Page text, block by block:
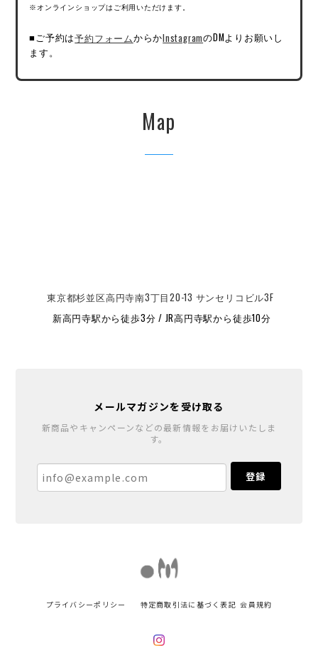
※オンラインショップはご利用いただけます。
■ご予約は予約フォームからかInstagramのDMよりお願いし
ます。
Map
東京都杉並区高円寺南3丁目20-13 サンセリコビル3F
新高円寺駅から徒歩3分 / JR高円寺駅から徒歩10分
メールマガジンを受け取る
新商品やキャンペーンなどの最新情報をお届けいたしま
す。
登録
プライバシーポリシー 特定商取引法に基づく表記 会員規約